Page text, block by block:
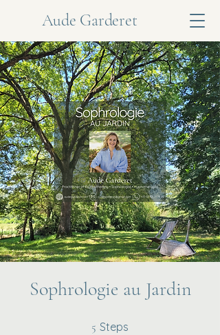
Aude Garderet
Sophrologie au Jardin
5 Steps